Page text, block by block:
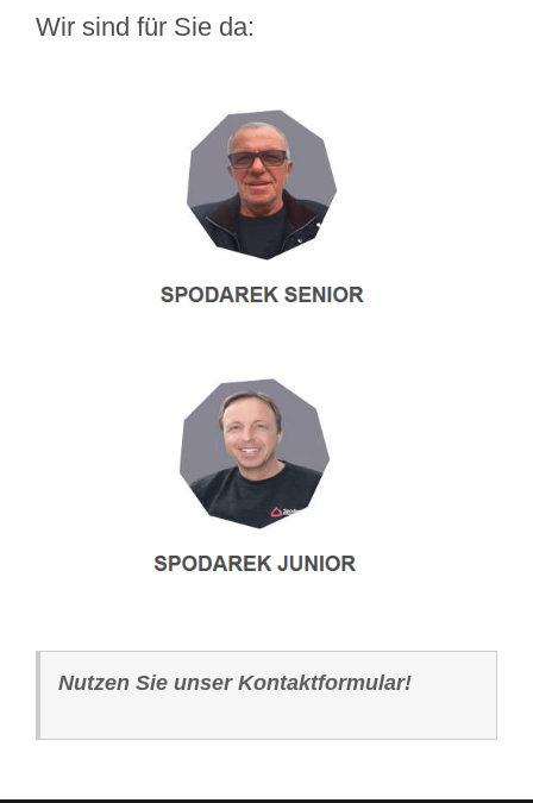
Wir sind für Sie da:
Nutzen Sie unser Kontaktformular!